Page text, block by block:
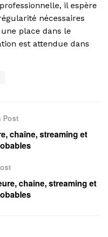
il espère
nécessaires
place dans le
est attendue dans
Post
chaîne, streaming et
chaine, streaming et